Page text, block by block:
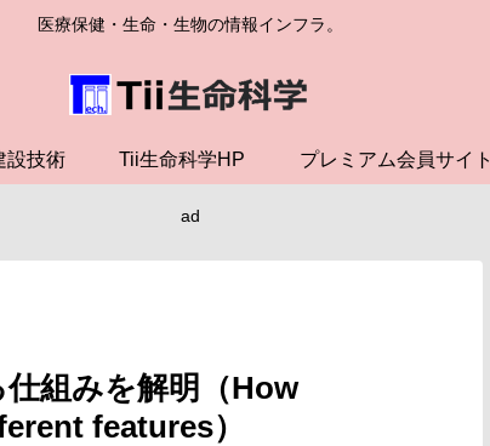
医療保健・生命・生物の情報インフラ。
設技術 Tii生命科学HP プレミアム会員サイト
ad
組みを解明（How
features）